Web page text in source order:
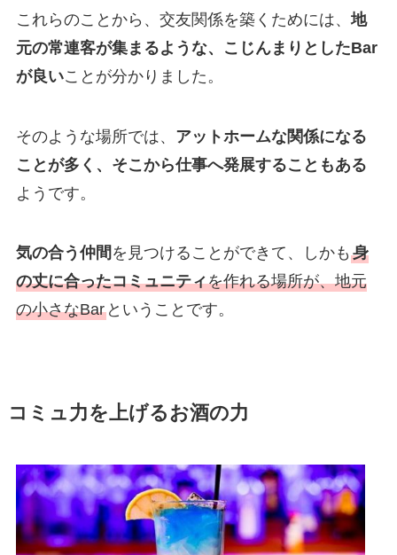
これらのことから、交友関係を築くためには、地
元の常連客が集まるような、こじんまりとしたBar
が良いことが分かりました。
そのような場所では、 アットホームな関係になる
ことが多く、そこから仕事へ発展することもある
ようです。
気の合う仲間 を見つけることができて、しかも 身
の丈に合ったコミュニティを作れる場所が、地元
の小さなBarということです。
コミュ力を上げるお酒の力